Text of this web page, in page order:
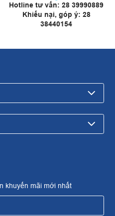
Hotline tư vấn: 28 39990889
Khiếu nại, góp ý: 28
38440154
khuyến mãi mới nhất